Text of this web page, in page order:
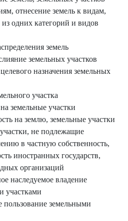
отнесение земель к видам,
одних категорий и видов
земель
земельных участков
назначения земельных
участка
земельные участки
на землю, земельные участки
не подлежащие
в частную собственность,
иностранных государств,
организаций
наследуемое владение
участками
пользование земельными